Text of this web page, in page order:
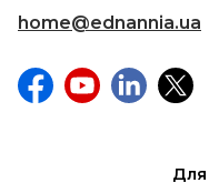
home@ednannia.ua
Для